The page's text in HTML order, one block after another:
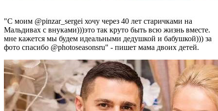
"С моим @pinzar_sergei хочу через 40 лет старичками на
Мальдивах с внуками)))это так круто быть всю жизнь вместе.
мне кажется мы будем идеальными дедушкой и бабушкой))) за
фото спасибо @photoseasonsru" - пишет мама двоих детей.